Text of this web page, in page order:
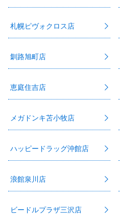
札幌ピヴォクロス店
釧路旭町店
恵庭住吉店
メガドンキ苫小牧店
ハッピードラッグ沖館店
浪館泉川店
ビードルプラザ三沢店